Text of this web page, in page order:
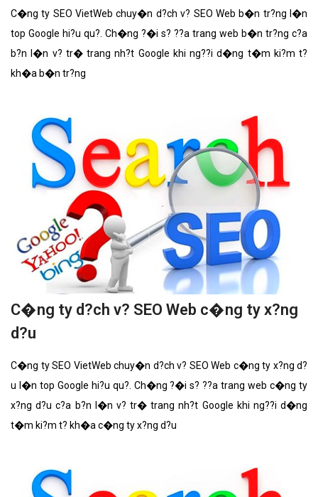
C�ng ty SEO VietWeb chuy�n d?ch v? SEO Web b�n tr?ng l�n
top Google hi?u qu?. Ch�ng ?�i s? ??a trang web b�n tr?ng c?a
b?n l�n v? tr� trang nh?t Google khi ng??i d�ng t�m ki?m t?
kh�a b�n tr?ng
C�ng ty d?ch v? SEO Web c�ng ty x?ng
d?u
C�ng ty SEO VietWeb chuy�n d?ch v? SEO Web c�ng ty x?ng d?
u l�n top Google hi?u qu?. Ch�ng ?�i s? ??a trang web c�ng ty
x?ng d?u c?a b?n l�n v? tr� trang nh?t Google khi ng??i d�ng
t�m ki?m t? kh�a c�ng ty x?ng d?u